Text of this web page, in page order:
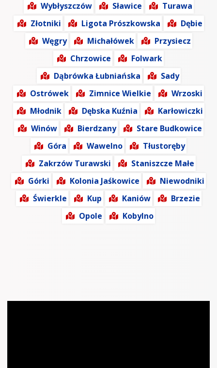
Wybłyszczów
Sławice
Turawa
Złotniki
Ligota Prószkowska
Dębie
Węgry
Michałówek
Przysiecz
Chrzowice
Folwark
Dąbrówka Łubniańska
Sady
Ostrówek
Zimnice Wielkie
Wrzoski
Młodnik
Dębska Kuźnia
Karłowiczki
Winów
Bierdzany
Stare Budkowice
Góra
Wawelno
Tłustoręby
Zakrzów Turawski
Staniszcze Małe
Górki
Kolonia Jaśkowice
Niewodniki
Świerkle
Kup Kaniów
Brzezie
Opole
Kobylno